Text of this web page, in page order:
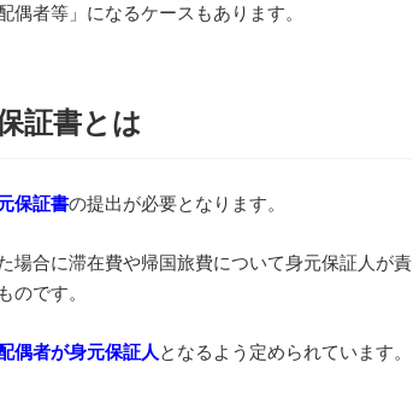
偶者等」になるケースもあります。
証書とは
保証書の提出が必要となります。
場合に滞在費や帰国旅費について身元保証人が責
のです。
偶者が身元保証人 となるよう定められています。